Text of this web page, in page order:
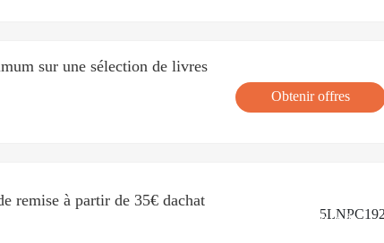
sur une sélection de livres
Obtenir offres
remise à partir de 35€ dachat
Obtenir le code